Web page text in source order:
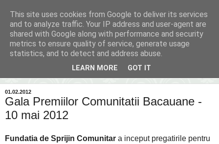
Inima Bacăului
Din inima Bacăului...spre inima ta...
01.02.2012
Gala Premiilor Comunitatii Bacauane -
10 mai 2012
Fundatia de Sprijin Comunitar a inceput pregatirile pentru
This site uses cookies from Google to deliver its services
and to analyze traffic. Your IP address and user-agent are
shared with Google along with performance and security
metrics to ensure quality of service, generate usage
statistics, and to detect and address abuse.
LEARN MORE GOT IT